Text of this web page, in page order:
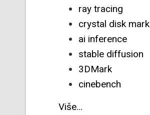
ray tracing
crystal disk mark
ai inference
stable diffusion
3DMark
cinebench
Više...